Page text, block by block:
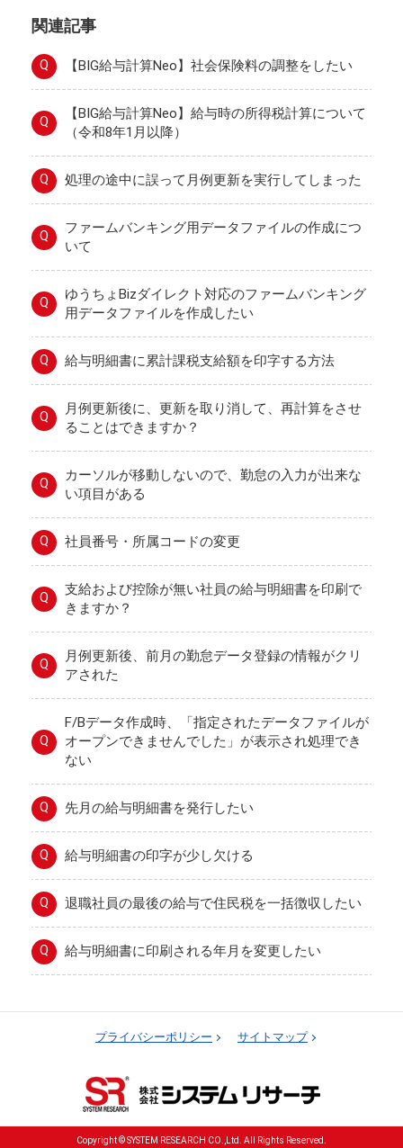
関連記事
Q 【BIG給与計算Neo】社会保険料の調整をしたい
Q
【BIG給与計算Neo】給与時の所得税計算について
（令和8年1月以降）
Q 処理の途中に誤って月例更新を実行してしまった
Q
ファームバンキング用データファイルの作成につ
いて
Q
ゆうちょBizダイレクト対応のファームバンキング
用データファイルを作成したい
Q 給与明細書に累計課税支給額を印字する方法
Q
月例更新後に、更新を取り消して、再計算をさせ
ることはできますか？
Q
カーソルが移動しないので、勤怠の入力が出来な
い項目がある
Q 社員番号・所属コードの変更
Q
支給および控除が無い社員の給与明細書を印刷で
きますか？
Q
月例更新後、前月の勤怠データ登録の情報がクリ
アされた
Q
F/Bデータ作成時、「指定されたデータファイルが
オープンできませんでした」が表示され処理でき
ない
Q 先月の給与明細書を発行したい
Q 給与明細書の印字が少し欠ける
Q 退職社員の最後の給与で住民税を一括徴収したい
Q 給与明細書に印刷される年月を変更したい
プライバシーポリシー サイトマップ
Copyright © SYSTEM RESEARCH CO.,Ltd. All Rights Reserved.